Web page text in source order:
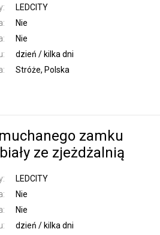
LEDCITY
Nie
Nie
dzień / kilka dni
Stróże, Polska
zamku
ze zjeżdżalnią
LEDCITY
Nie
Nie
dzień / kilka dni